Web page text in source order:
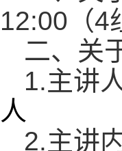
12:00（4
二、关
1.主讲
人
2.主讲